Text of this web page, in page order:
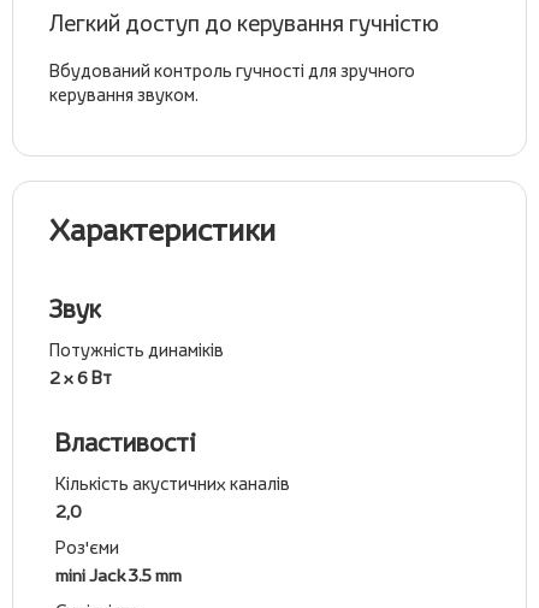
Легкий доступ до керування гучністю
Вбудований контроль гучності для зручного
керування звуком.
Характеристики
Звук
Потужність динаміків
2 x 6 Вт
Властивості
Кількість акустичних каналів
2,0
Роз'єми
mini Jack 3.5 mm